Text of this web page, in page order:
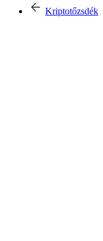
Kriptotőzsdék